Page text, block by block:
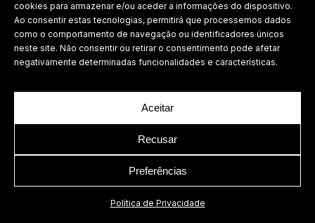
cookies para armazenar e/ou aceder a informações do dispositivo.
Ao consentir estas tecnologias, permitirá que processemos dados
como o comportamento de navegação ou identificadores únicos
neste site. Não consentir ou retirar o consentimento pode afetar
negativamente determinadas funcionalidades e características.
Aceitar
Recusar
Preferências
Política de Privacidade
Política de Privacidade